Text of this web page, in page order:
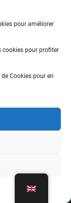
pour améliorer
cookies pour profiter
Cookies pour en